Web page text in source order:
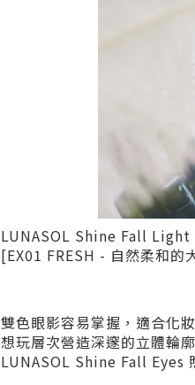
LUNASOL Shine Fall Light
[EX01 FRESH - 自然柔和的
雙色眼影容易掌握，適合化
想玩層次營造深邃的立體輪
LUNASOL Shine Fall Eyes